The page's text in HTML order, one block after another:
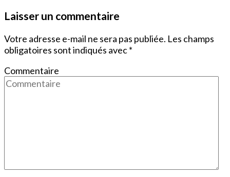
Laisser un commentaire
Votre adresse e-mail ne sera pas publiée. Les champs
obligatoires sont indiqués avec*
Commentaire